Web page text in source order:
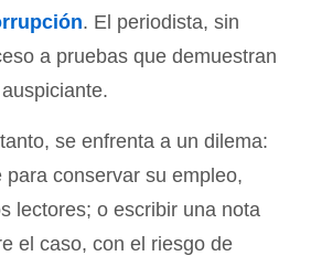
. El periodista, sin
a pruebas que demuestran
se enfrenta a un dilema:
conservar su empleo,
lectores; o escribir una nota
el caso, con el riesgo de